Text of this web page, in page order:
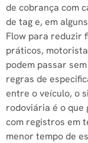
de cobrança com
de tag e, em
Flow para reduzir
práticos,
podem passar
regras de
entre o veículo, o
rodoviária é o que
com registros em
menor tempo de